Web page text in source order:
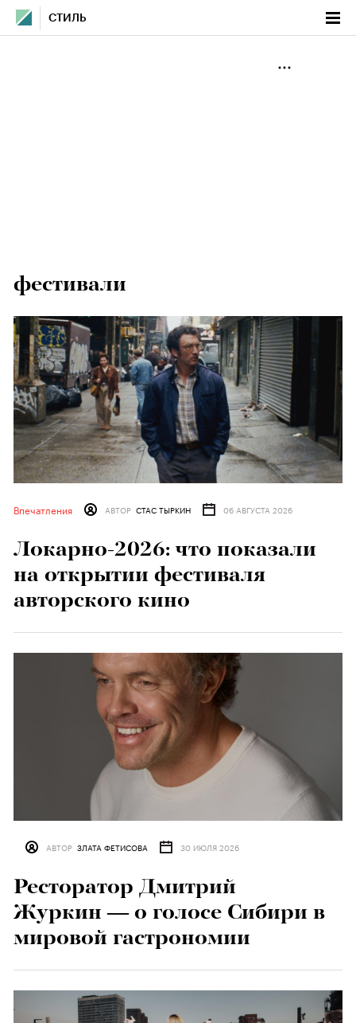
СТИЛЬ
фестивали
Впечатления АВТОР СТАС ТЫРКИН 06 АВГУСТА 2026
Локарно-2026: что показали
на открытии фестиваля
авторского кино
АВТОР ЗЛАТА ФЕТИСОВА 30 ИЮЛЯ 2026
Ресторатор Дмитрий
Журкин — о голосе Сибири в
мировой гастрономии